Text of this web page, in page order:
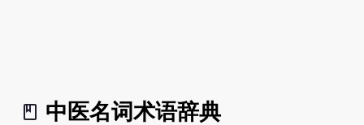
book_2
中医名词术语辞典